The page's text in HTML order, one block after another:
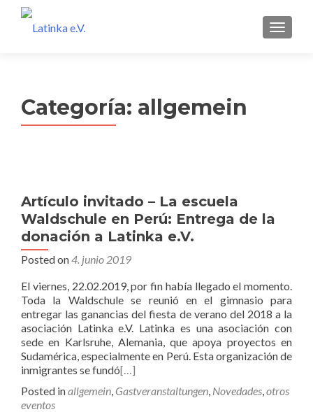
MENU
Categoría: allgemein
Artículo invitado – La escuela
Waldschule en Perú: Entrega de la
donación a Latinka e.V.
Posted on4. junio 2019
El viernes, 22.02.2019, por fin había llegado el momento.
Toda la Waldschule se reunió en el gimnasio para
entregar las ganancias del fiesta de verano del 2018 a la
asociación Latinka e.V. Latinka es una asociación con
sede en Karlsruhe, Alemania, que apoya proyectos en
Sudamérica, especialmente en Perú. Esta organización de
inmigrantes se fundó[…]
Posted inallgemein, Gastveranstaltungen, Novedades,otros
eventos